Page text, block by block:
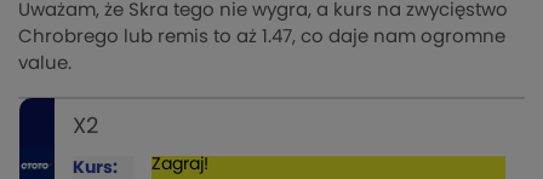
Uważam, że Skra tego nie wygra, a kurs na zwycięstwo
Chrobrego lub remis to aż 1.47, co daje nam ogromne
value.
X2
Kurs:
Zagraj!